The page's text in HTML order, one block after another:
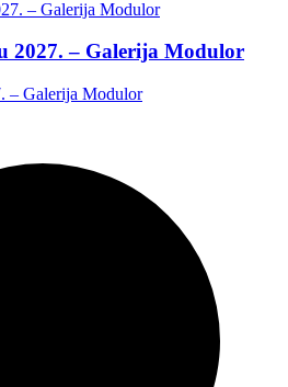
2027. – Galerija Modulor
– Galerija Modulor